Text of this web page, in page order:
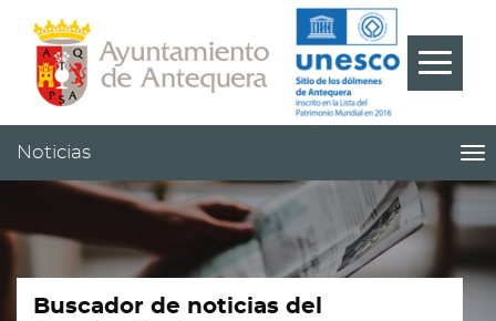
Cabecera
Pie
Menú
???
Noticias
Buscador de noticias del